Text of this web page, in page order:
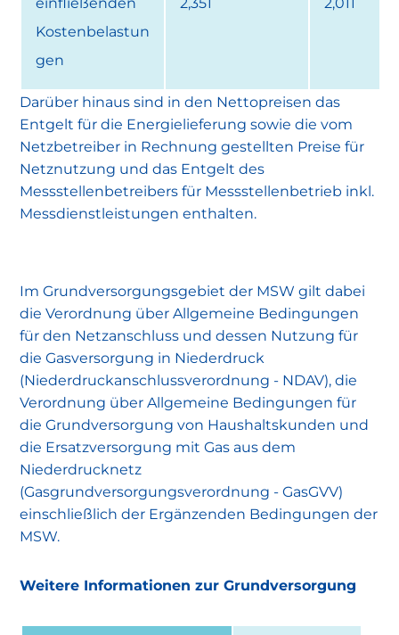
Kostenbelastun
gen
Darüber hinaus sind in den Nettopreisen das
Entgelt für die Energielieferung sowie die vom
Netzbetreiber in Rechnung gestellten Preise für
Netznutzung und das Entgelt des
Messstellenbetreibers für Messstellenbetrieb inkl.
Messdienstleistungen enthalten.
Im Grundversorgungsgebiet der MSW gilt dabei
die Verordnung über Allgemeine Bedingungen
für den Netzanschluss und dessen Nutzung für
die Gasversorgung in Niederdruck
(Niederdruckanschlussverordnung - NDAV), die
Verordnung über Allgemeine Bedingungen für
die Grundversorgung von Haushaltskunden und
die Ersatzversorgung mit Gas aus dem
Niederdrucknetz
(Gasgrundversorgungsverordnung - GasGVV)
einschließlich der Ergänzenden Bedingungen der
MSW.
Weitere Informationen zur Grundversorgung